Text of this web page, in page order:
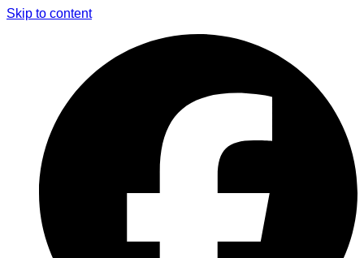
Skip to content